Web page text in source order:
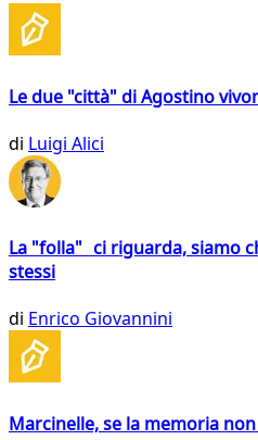
Le due "città" di Agostino
di Luigi Alici
La "folla" ci riguarda, siamo
stessi
di Enrico Giovannini
Marcinelle, se la memoria